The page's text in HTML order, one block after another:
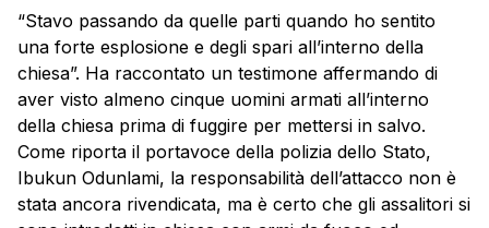
“Stavo passando da quelle parti quando ho sentito
una forte esplosione e degli spari all’interno della
chiesa”. Ha raccontato un testimone affermando di
aver visto almeno cinque uomini armati all’interno
della chiesa prima di fuggire per mettersi in salvo.
Come riporta il portavoce della polizia dello Stato,
Ibukun Odunlami, la responsabilità dell’attacco non è
stata ancora rivendicata, ma è certo che gli assalitori si